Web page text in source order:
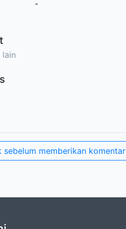
-
sebelum memberikan komentar